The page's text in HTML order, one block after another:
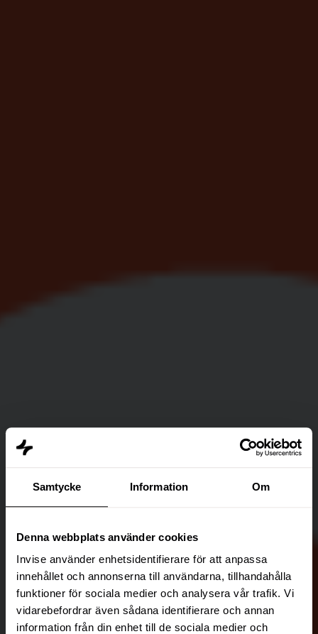
Samtycke Information Om
Denna webbplats använder cookies
Invise använder enhetsidentifierare för att anpassa
innehållet och annonserna till användarna, tillhandahålla
funktioner för sociala medier och analysera vår trafik. Vi
vidarebefordrar även sådana identifierare och annan
information från din enhet till de sociala medier och